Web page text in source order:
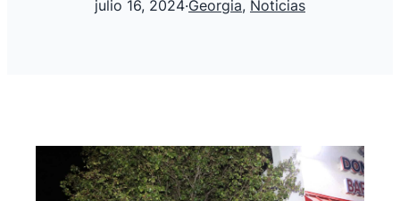
julio 16, 2024·Georgia, Noticias